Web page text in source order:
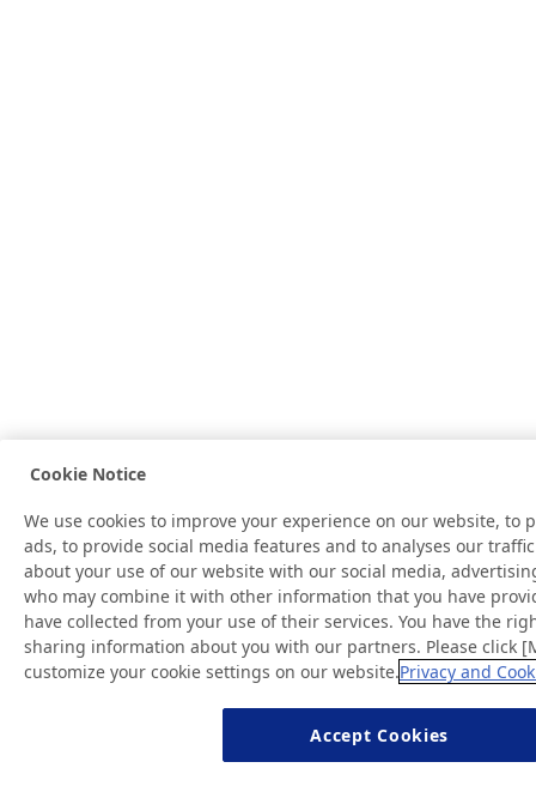
Cookie Notice
We use cookies to improve your experience on our website, to
ads, to provide social media features and to analyses our
about your use of our website with our social media,
who may combine it with other information that you have
have collected from your use of their services. You have the
sharing information about you with our partners. Please click
customize your cookie settings on our website.Privacy and
Accept Cookies